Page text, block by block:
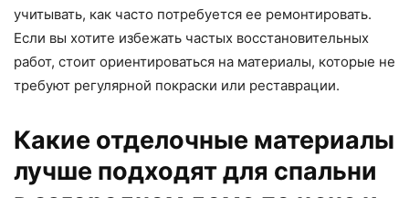
учитывать, как часто потребуется ее ремонтировать.
Если вы хотите избежать частых восстановительных
работ, стоит ориентироваться на материалы, которые не
требуют регулярной покраски или реставрации.
Какие отделочные материалы
лучше подходят для спальни